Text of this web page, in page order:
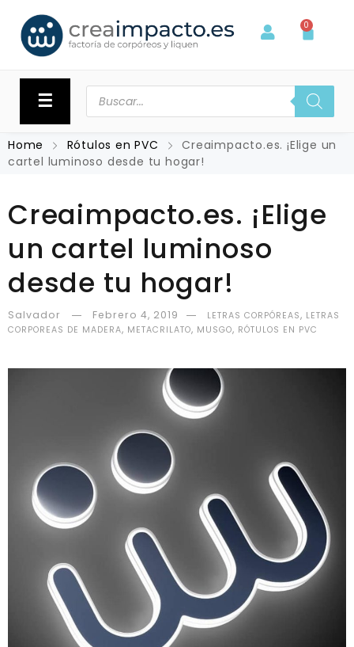
0
☰
Home Rótulos en PVC
Creaimpacto.es. ¡Elige un
cartel luminoso desde tu hogar!
Creaimpacto.es. ¡Elige
un cartel luminoso
desde tu hogar!
Salvador Febrero 4, 2019 LETRAS CORPÓREAS, LETRAS
CORPOREAS DE MADERA, METACRILATO, MUSGO, RÓTULOS EN PVC